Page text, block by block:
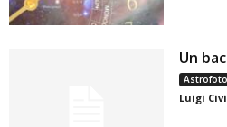
Un
Luigi